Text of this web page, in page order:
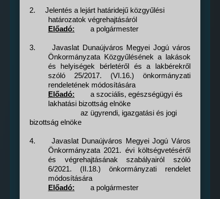
2.
Jelentés a lejárt határidejű közgyűlési
határozatok végrehajtásáról
Előadó:
a polgármester
3.
Javaslat Dunaújváros Megyei Jogú város
Önkormányzata Közgyűlésének a lakások
és helyiségek bérletéről és a lakbérekről
szóló 25/2017. (VI.16.) önkormányzati
rendeletének módosítására
Előadó:
a szociális, egészségügyi és
lakhatási bizottság elnöke
az ügyrendi, igazgatási és jogi
bizottság elnöke
4.
Javaslat Dunaújváros Megyei Jogú Város
Önkormányzata 2021. évi költségvetéséről
és végrehajtásának szabályairól szóló
6/2021. (II.18.) önkormányzati rendelet
módosítására
Előadó:
a polgármester